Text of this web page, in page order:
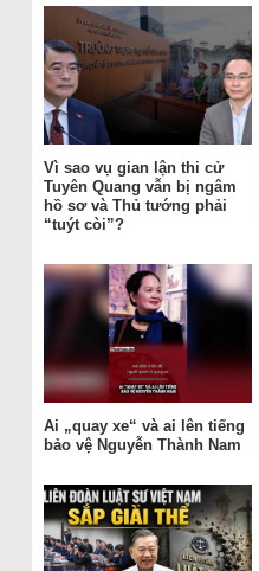
Vì sao vụ gian lận thi cử
Tuyên Quang vẫn bị ngâm
hồ sơ và Thủ tướng phải
“tuýt còi”?
Ai „quay xe“ và ai lên tiếng
bảo vệ Nguyễn Thành Nam